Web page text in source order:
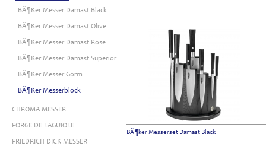
BÃ¶ker Messer Damast Black
BÃ¶ker Messer Damast Olive
BÃ¶ker Messer Damast Rose
BÃ¶ker Messer Damast Superior
BÃ¶ker Messer Gorm
BÃ¶ker Messerblock
CHROMA MESSER
FORGE DE LAGUIOLE
FRIEDRICH DICK MESSER
BÃ¶ker Messerset Damast Black